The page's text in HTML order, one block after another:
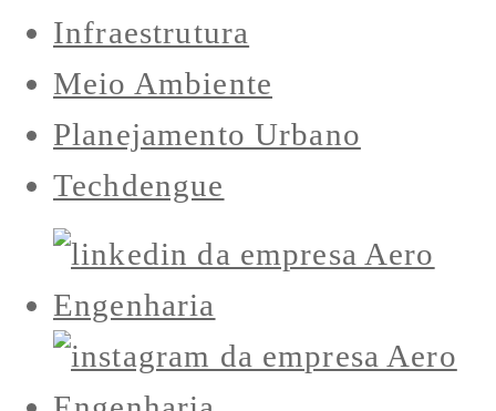
Infraestrutura
Meio Ambiente
Planejamento Urbano
Techdengue